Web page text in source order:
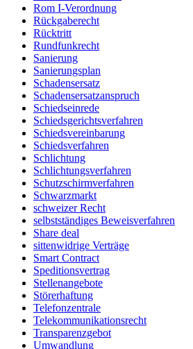
Rom I-Verordnung
Rückgaberecht
Rücktritt
Rundfunkrecht
Sanierung
Sanierungsplan
Schadensersatz
Schadensersatzanspruch
Schiedseinrede
Schiedsgerichtsverfahren
Schiedsvereinbarung
Schiedsverfahren
Schlichtung
Schlichtungsverfahren
Schutzschirmverfahren
Schwarzmarkt
schweizer Recht
selbstständiges Beweisverfahren
Share deal
sittenwidrige Verträge
Smart Contract
Speditionsvertrag
Stellenangebote
Störerhaftung
Telefonzentrale
Telekommunikationsrecht
Transparenzgebot
Umwandlung